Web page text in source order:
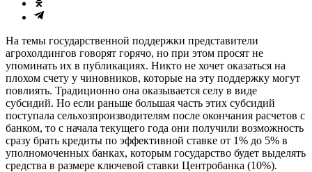
На темы государственной поддержки представители
агрохолдингов говорят горячо, но при этом просят не
упоминать их в публикациях. Никто не хочет оказаться на
плохом счету у чиновников, которые на эту поддержку могут
повлиять. Традиционно она оказывается селу в виде
субсидий. Но если раньше большая часть этих субсидий
поступала сельхозпроизводителям после окончания расчетов с
банком, то с начала текущего года они получили возможность
сразу брать кредиты по эффективной ставке от 1% до 5% в
уполномоченных банках, которым государство будет выделять
средства в размере ключевой ставки Центробанка (10%).